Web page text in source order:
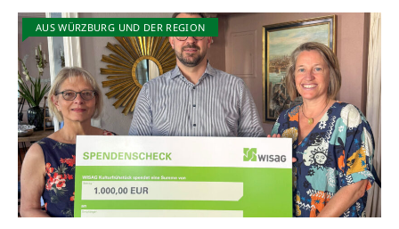
AUS WÜRZBURG UND DER REGION